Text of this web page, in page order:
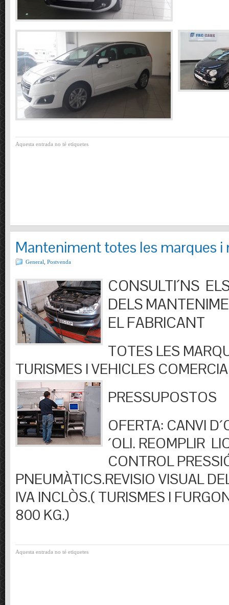
Aquesta entrada no té etiquetes
Manteniment totes les marques i
General Postvenda
CONSULTI´NS
DELS
EL FABRICANT
TOTES LES
TURISMES I VEHICLES
PRESSUPOSTOS
OFERTA: CANVI
´OLI. REOMPLIR
CONTROL
PNEUMÀTICS.REVISIO VISUAL
IVA INCLÒS.( TURISMES I
800 KG.)
Aquesta entrada no té etiquetes